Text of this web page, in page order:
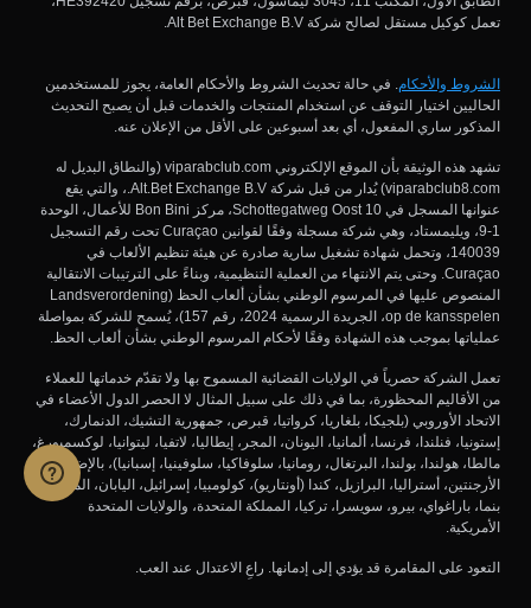
تعمل كوكيل مستقل لصالح شركة Alt Bet Exchange B.V.
الشروط والأحكام. في حالة تحديث الشروط والأحكام العامة، يجوز للمستخدمين
الحاليين اختيار التوقف عن استخدام المنتجات والخدمات قبل أن يصبح التحديث
المذكور ساري المفعول، أي بعد أسبوعين على الأقل من الإعلان عنه.
تشهد هذه الوثيقة بأن الموقع الإلكتروني viparabclub.com (والنطاق البديل له
viparabclub8.com) يُدار من قبل شركة Alt.Bet Exchange B.V.، والتي يقع
عنوانها المسجل في Schottegatweg Oost 10، مركز Bon Bini للأعمال، الوحدة
1-9، ويليمستاد، وهي شركة مسجلة وفقًا لقوانين Curaçao تحت رقم التسجيل
140039، وتحمل شهادة تشغيل سارية صادرة عن هيئة تنظيم الألعاب في
Curaçao. وحتى يتم الانتهاء من العملية التنظيمية، وبناءً على الترتيبات الانتقالية
المنصوص عليها في المرسوم الوطني بشأن ألعاب الحظ (Landsverordening
op de kansspelen، الجريدة الرسمية 2024، رقم 157)، يُسمح للشركة بمواصلة
عملياتها بموجب هذه الشهادة وفقًا لأحكام المرسوم الوطني بشأن ألعاب الحظ.
تعمل الشركة حصرياً في الولايات القضائية المسموح بها ولا تقدّم خدماتها للعملاء
من الأقاليم المحظورة، بما في ذلك على سبيل المثال لا الحصر الدول الأعضاء في
الاتحاد الأوروبي (بلجيكا، بلغاريا، كرواتيا، قبرص، جمهورية التشيك، الدنمارك،
إستونيا، فنلندا، فرنسا، ألمانيا، اليونان، المجر، إيطاليا، لاتفيا، ليتوانيا، لوكسمبورغ،
مالطا، هولندا، بولندا، البرتغال، رومانيا، سلوفاكيا، سلوفينيا، إسبانيا)، بالإضافة إلى
الأرجنتين، أستراليا، البرازيل، كندا (أونتاريو)، كولومبيا، إسرائيل، اليابان، المكسيك،
بنما، باراغواي، بيرو، سويسرا، تركيا، المملكة المتحدة، والولايات المتحدة
الأمريكية.
التعود على المقامرة قد يؤدي إلى إدمانها. راعِ الاعتدال عند العب.